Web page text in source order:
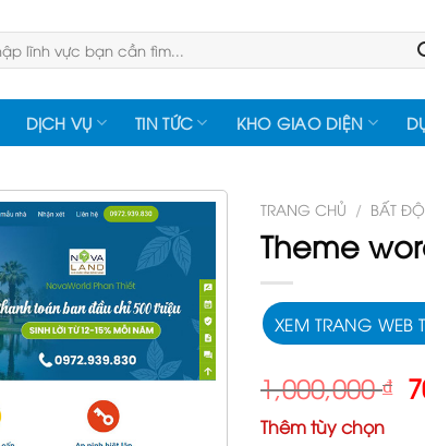
DỊCH VỤ TIN TỨC KHO GIAO DIỆN
TRANG CHỦ / BẤT
Theme
XEM TRANG WEB
1,000,000₫
Thêm tùy chọn